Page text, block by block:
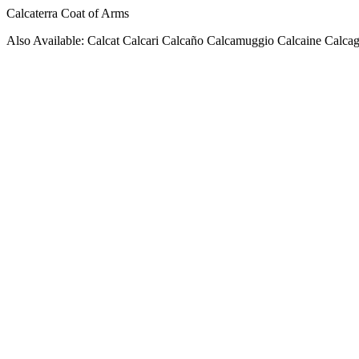
Calcaterra Coat of Arms
Also Available: Calcat Calcari Calcaño Calcamuggio Calcaine